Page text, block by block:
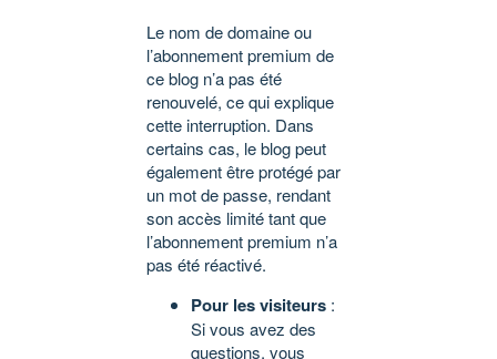
Le nom de domaine ou
l’abonnement premium de
ce blog n’a pas été
renouvelé, ce qui explique
cette interruption. Dans
certains cas, le blog peut
également être protégé par
un mot de passe, rendant
son accès limité tant que
l’abonnement premium n’a
pas été réactivé.
Pour les visiteurs :
Si vous avez des
questions, vous